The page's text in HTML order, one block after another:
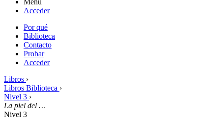
Acceder
Por qué
Biblioteca
Contacto
Probar
Acceder
Libros ›
Libros Biblioteca ›
Nivel 3 ›
La piel del …
Nivel 3